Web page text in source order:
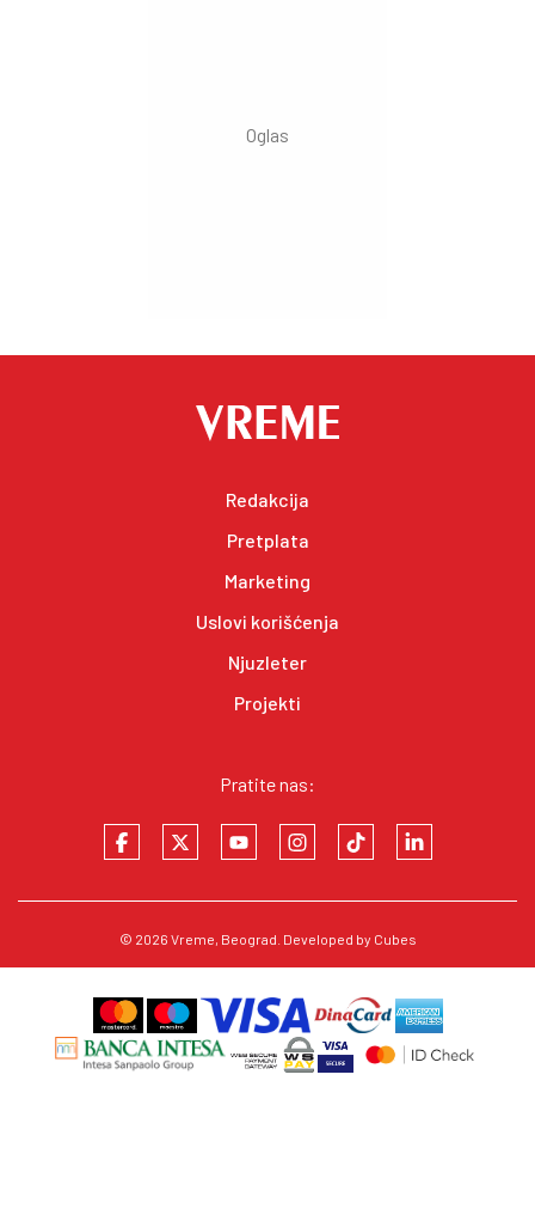
Redakcija
Pretplata
Marketing
Uslovi korišćenja
Njuzleter
Projekti
Pratite nas:
© 2026 Vreme, Beograd. Developed by Cubes